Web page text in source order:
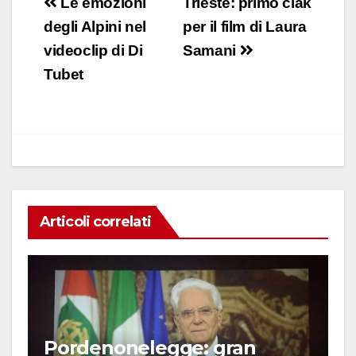
e
b
o
s
A
dI
di
vi
articoli
per il film di Laura
Samani
degli Alpini nel
videoclip di Di
Tubet
Articoli correlati
Pordenonelegge: gran